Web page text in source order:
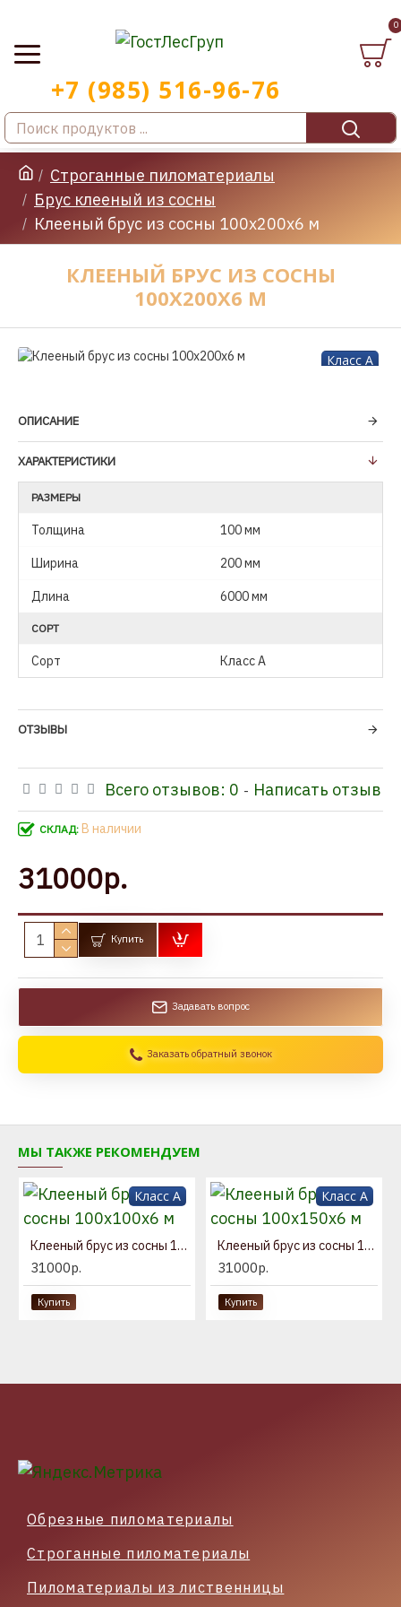
0
Строганные пиломатериалы
Брус клееный из сосны
Клееный брус из сосны 100x200x6 м
КЛЕЕНЫЙ БРУС ИЗ СОСНЫ
100X200X6 М
Класс A
ОПИСАНИЕ
ХАРАКТЕРИСТИКИ
РАЗМЕРЫ
Толщина 100 мм
Ширина 200 мм
Длина 6000 мм
СОРТ
Сорт Класс А
ОТЗЫВЫ
СКЛАД: В наличии
Всего отзывов: 0 - Написать отзыв
31000р.
Купить
Задавать вопрос
Заказать обратный звонок
МЫ ТАКЖЕ РЕКОМЕНДУЕМ
Класс A
Клееный брус из сосны 100x100x6 м
31000р.
Купить
Класс A
Клееный брус из сосны 100x150x6 м
31000р.
Купить
Обрезные пиломатериалы
Строганные пиломатериалы
Пиломатериалы из лиственницы